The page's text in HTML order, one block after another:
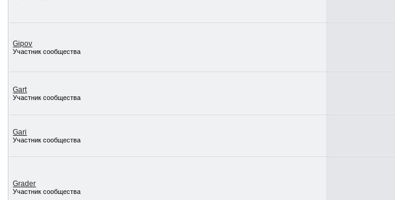
Gipov
Участник сообщества
Gart
Участник сообщества
Gari
Участник сообщества
Grader
Участник сообщества